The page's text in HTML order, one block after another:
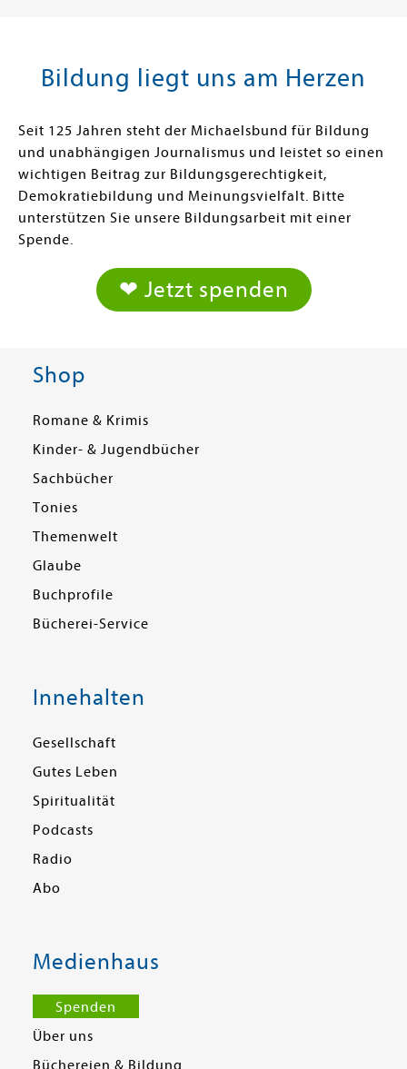
Bildung liegt uns am Herzen
Seit 125 Jahren steht der Michaelsbund für Bildung
und unabhängigen Journalismus und leistet so einen
wichtigen Beitrag zur Bildungsgerechtigkeit,
Demokratiebildung und Meinungsvielfalt. Bitte
unterstützen Sie unsere Bildungsarbeit mit einer
Spende.
❤ Jetzt spenden
Shop
Romane & Krimis
Kinder- & Jugendbücher
Sachbücher
Tonies
Themenwelt
Glaube
Buchprofile
Bücherei-Service
Innehalten
Gesellschaft
Gutes Leben
Spiritualität
Podcasts
Radio
Abo
Medienhaus
Spenden
Über uns
Büchereien & Bildung